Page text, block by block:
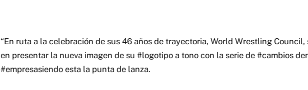
“En ruta a la celebración de sus 46 años de trayectoria, World Wrestling Council,
en presentar la nueva imagen de su #logotipo a tono con la serie de #cambios
#empresasiendo esta la punta de lanza.